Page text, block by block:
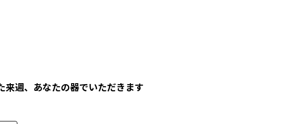
来週、あなたの器でいただきます